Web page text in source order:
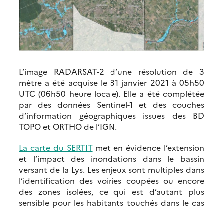
L’image RADARSAT-2 d’une résolution de 3
mètre a été acquise le 31 janvier 2021 à 05h50
UTC (06h50 heure locale). Elle a été complétée
par des données Sentinel-1 et des couches
d’information géographiques issues des BD
TOPO et ORTHO de l’IGN.
La carte du SERTITmet en évidence l’extension
et l’impact des inondations dans le bassin
versant de la Lys. Les enjeux sont multiples dans
l’identification des voiries coupées ou encore
des zones isolées, ce qui est d’autant plus
sensible pour les habitants touchés dans le cas